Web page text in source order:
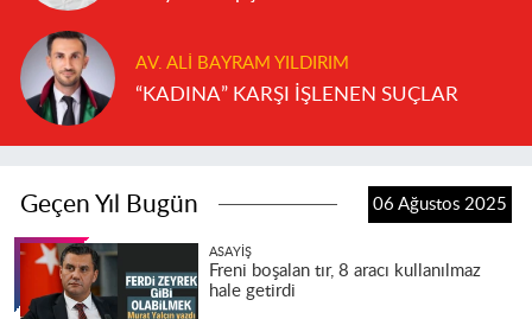
AV. ALI BAYRAM YILDIRIM
“KADINA” KARŞI İŞLENEN SUÇLAR
Geçen Yıl Bugün 06 Ağustos 2025
ASAYIŞ
Freni boşalan tır, 8 aracı kullanılmaz
hale getirdi